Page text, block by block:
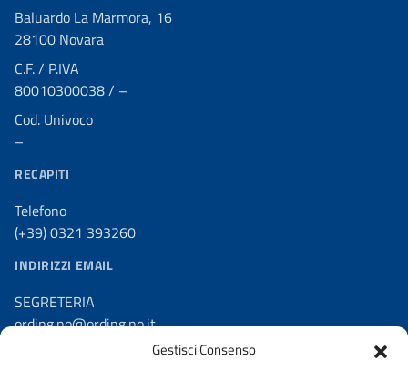
Gestisci Consenso
Baluardo La Marmora, 16
28100 Novara
C.F. / P.IVA
80010300038 / –
Cod. Univoco
–
RECAPITI
Telefono
(+39) 0321 393260
INDIRIZZI EMAIL
SEGRETERIA
ording.no@ording.no.it